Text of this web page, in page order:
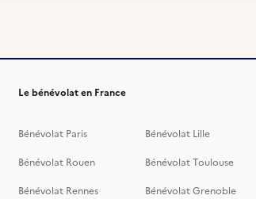
Le bénévolat en France
Bénévolat Paris
Bénévolat Lille
Bénévolat Rouen
Bénévolat Toulouse
Bénévolat Rennes
Bénévolat Grenoble